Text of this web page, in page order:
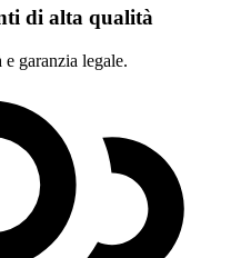
di alta qualità
garanzia legale.